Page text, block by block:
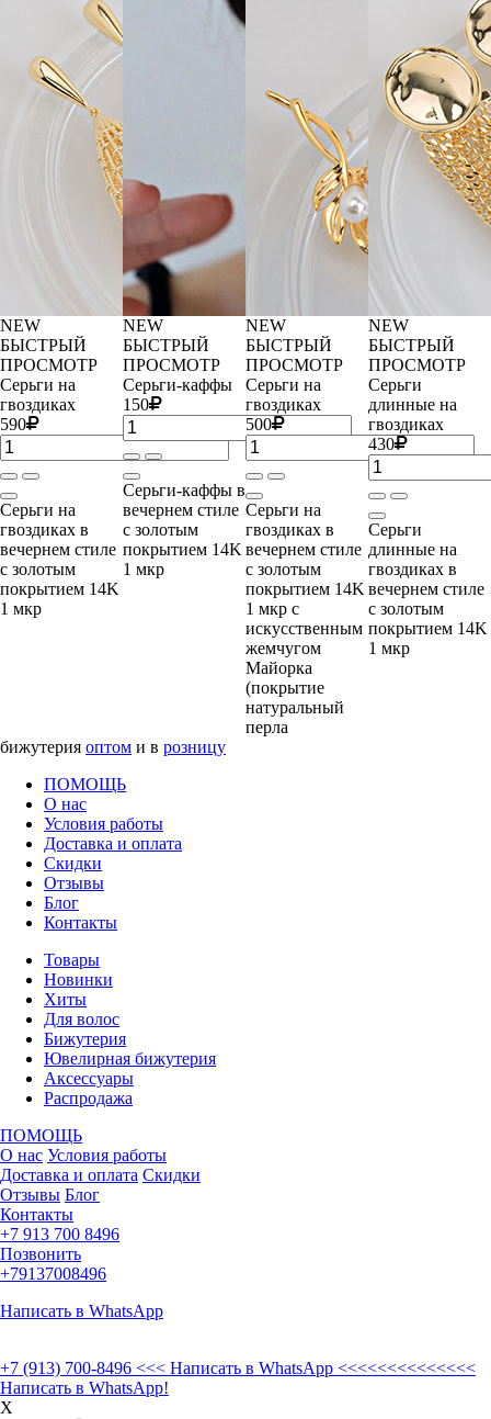
NEW
БЫСТРЫЙ
ПРОСМОТР
Серьги на
гвоздиках
590
Серьги на
гвоздиках в
вечернем стиле
с золотым
покрытием 14K
1 мкр
NEW
БЫСТРЫЙ
ПРОСМОТР
Серьги-каффы
150
Серьги-каффы в
вечернем стиле
с золотым
покрытием 14K
1 мкр
NEW
БЫСТРЫЙ
ПРОСМОТР
Серьги на
гвоздиках
500
Серьги на
гвоздиках в
вечернем стиле
с золотым
покрытием 14K
1 мкр с
искусственным
жемчугом
Майорка
(покрытие
натуральный
перла
NEW
БЫСТРЫЙ
ПРОСМОТР
Серьги
длинные на
гвоздиках
430
Серьги
длинные на
гвоздиках в
вечернем стиле
с золотым
покрытием 14K
1 мкр
бижутерия оптом и в розницу
ПОМОЩЬ
О нас
Условия работы
Доставка и оплата
Скидки
Отзывы
Блог
Контакты
Товары
Новинки
Хиты
Для волос
Бижутерия
Ювелирная бижутерия
Аксессуары
Распродажа
ПОМОЩЬ
О нас Условия работы
Доставка и оплата Скидки
Отзывы Блог
Контакты
+7 913 700 8496
Позвонить
+79137008496
Написать в WhatsApp
+7 (913) 700-8496 <<< Написать в WhatsApp <<<<<<<<<<<<<<
Написать в WhatsApp!
X